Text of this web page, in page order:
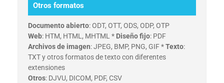
Otros formatos
Documento abierto: ODT, OTT, ODS, ODP, OTP
Web: HTM, HTML, MHTML * Diseño fijo: PDF
Archivos de imagen: JPEG, BMP, PNG, GIF *Texto:
TXT y otros formatos de texto con diferentes
extensiones
Otros: DJVU, DICOM, PDF, CSV